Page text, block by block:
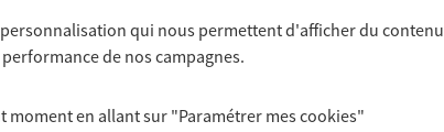
qui nous permettent d'afficher du contenu
de nos campagnes.
moment en allant sur "Paramétrer mescookies"